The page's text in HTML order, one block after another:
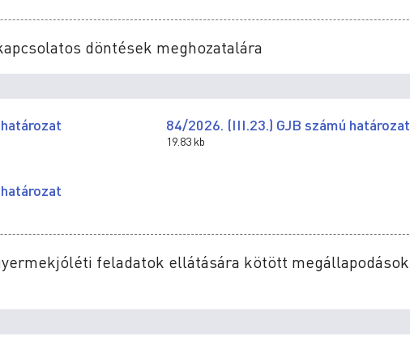
döntések meghozatalára
84/2026. (III.23.) GJB számú határozat
19.83 kb
feladatok ellátására kötött megállapodások